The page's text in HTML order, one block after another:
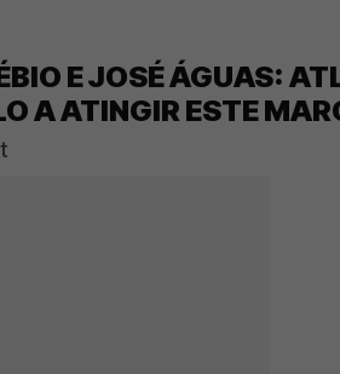
E JOSÉ ÁGUAS:
A ATINGIR ESTE